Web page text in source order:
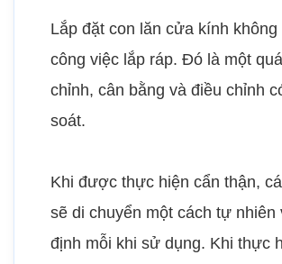
Lắp đặt con lăn cửa kính không
công việc lắp ráp. Đó là một
chỉnh, cân bằng và điều chỉnh
soát.
Khi được thực hiện cẩn thận,
sẽ di chuyển một cách tự nhiên
định mỗi khi sử dụng. Khi thực